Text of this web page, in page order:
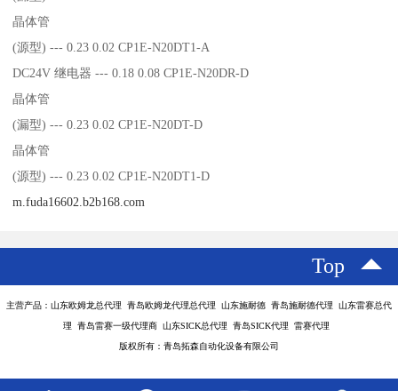
晶体管
(源型) --- 0.23 0.02 CP1E-N20DT1-A
DC24V 继电器 --- 0.18 0.08 CP1E-N20DR-D
晶体管
(漏型) --- 0.23 0.02 CP1E-N20DT-D
晶体管
(源型) --- 0.23 0.02 CP1E-N20DT1-D
m.fuda16602.b2b168.com
Top
主营产品：山东欧姆龙总代理 青岛欧姆龙代理总代理 山东施耐德 青岛施耐德代理 山东雷赛总代
理 青岛雷赛一级代理商 山东SICK总代理 青岛SICK代理 雷赛代理
版权所有：青岛拓森自动化设备有限公司